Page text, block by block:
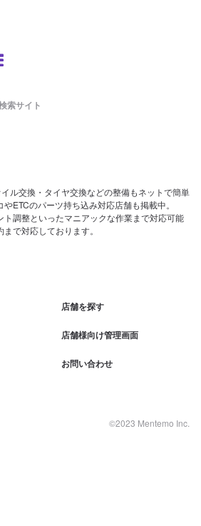
索サイト
ル交換・タイヤ交換などの整備もネットで簡単
ETCのパーツ持ち込み対応店舗も掲載中。
ト調整といったマニアックな作業まで対応可能
で対応しております。
店舗を探す
店舗様向け管理画面
お問い合わせ
©2023 Mentemo Inc.